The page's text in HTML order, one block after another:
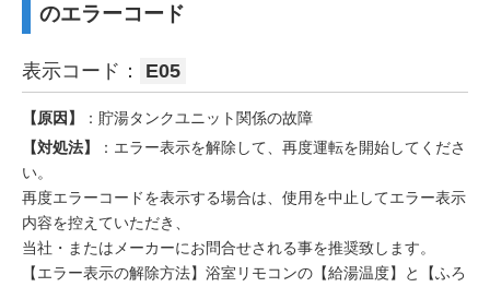
のエラーコード
表示コード： E05
【原因】
：貯湯タンクユニット関係の故障
【対処法】
：エラー表示を解除して、再度運転を開始してくださ
い。
再度エラーコードを表示する場合は、使用を中止してエラー表示
内容を控えていただき、
当社・またはメーカーにお問合せされる事を推奨致します。
【エラー表示の解除方法】浴室リモコンの【給湯温度】と【ふろ